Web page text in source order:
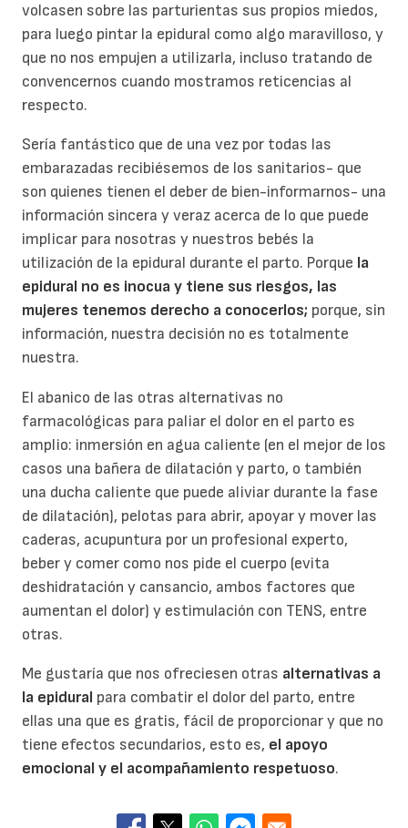
volcasen sobre las parturientas sus propios miedos,
para luego pintar la epidural como algo maravilloso, y
que no nos empujen a utilizarla, incluso tratando de
convencernos cuando mostramos reticencias al
respecto.
Sería fantástico que de una vez por todas las
embarazadas recibiésemos de los sanitarios- que
son quienes tienen el deber de bien-informarnos- una
información sincera y veraz acerca de lo que puede
implicar para nosotras y nuestros bebés la
utilización de la epidural durante el parto. Porque la
epidural no es inocua y tiene sus riesgos, las
mujeres tenemos derecho a conocerlos; porque, sin
información, nuestra decisión no es totalmente
nuestra.
El abanico de las otras alternativas no
farmacológicas para paliar el dolor en el parto es
amplio: inmersión en agua caliente (en el mejor de los
casos una bañera de dilatación y parto, o también
una ducha caliente que puede aliviar durante la fase
de dilatación), pelotas para abrir, apoyar y mover las
caderas, acupuntura por un profesional experto,
beber y comer como nos pide el cuerpo (evita
deshidratación y cansancio, ambos factores que
aumentan el dolor) y estimulación con TENS, entre
otras.
Me gustaría que nos ofreciesen otras alternativas a
la epidural para combatir el dolor del parto, entre
ellas una que es gratis, fácil de proporcionar y que no
tiene efectos secundarios, esto es, el apoyo
emocional y el acompañamiento respetuoso.